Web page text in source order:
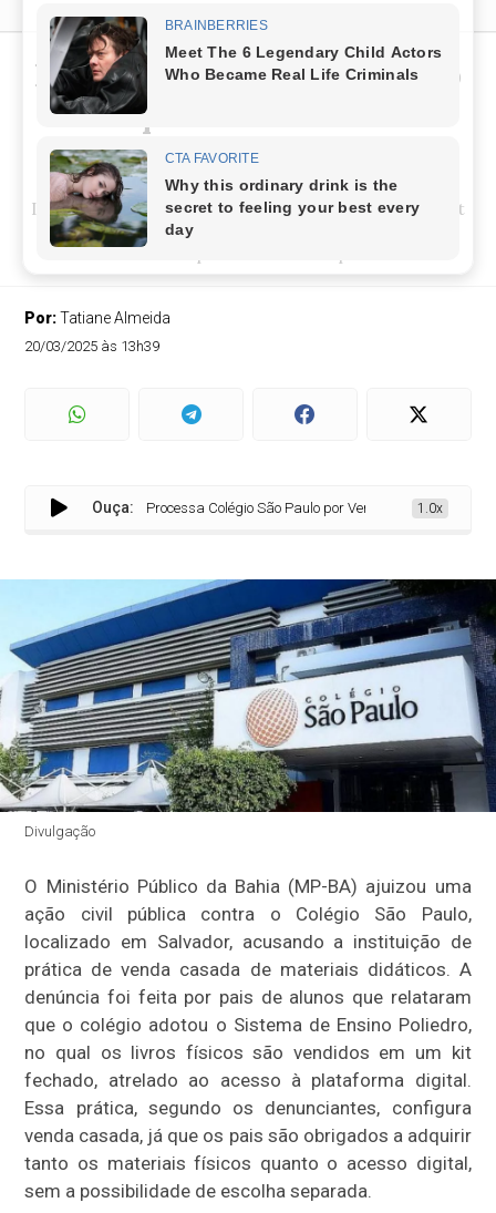
MP-BA Processa Colégio São
Paulo por Venda Casada de
Materiais Didáticos
Instituição é acusada de obrigar pais a comprar kit
fechado de livros físicos e plataforma digital,
descumprindo lei municipal.
Por:Tatiane Almeida
20/03/2025 às 13h39
Ouça:
MP-BA Processa Colégio São Paulo por Venda Casada de
1.0x
Divulgação
O Ministério Público da Bahia (MP-BA) ajuizou uma
ação civil pública contra o Colégio São Paulo,
localizado em Salvador, acusando a instituição de
prática de venda casada de materiais didáticos. A
denúncia foi feita por pais de alunos que relataram
que o colégio adotou o Sistema de Ensino Poliedro,
no qual os livros físicos são vendidos em um kit
fechado, atrelado ao acesso à plataforma digital.
Essa prática, segundo os denunciantes, configura
venda casada, já que os pais são obrigados a adquirir
tanto os materiais físicos quanto o acesso digital,
sem a possibilidade de escolha separada.